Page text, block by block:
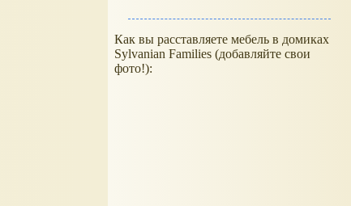
Как вы расставляете мебель в домиках
Sylvanian Families (добавляйте свои
фото!):